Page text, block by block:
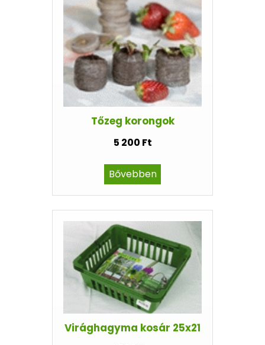
Tőzeg korongok
5 200 Ft
Bővebben
Virághagyma kosár 25x21